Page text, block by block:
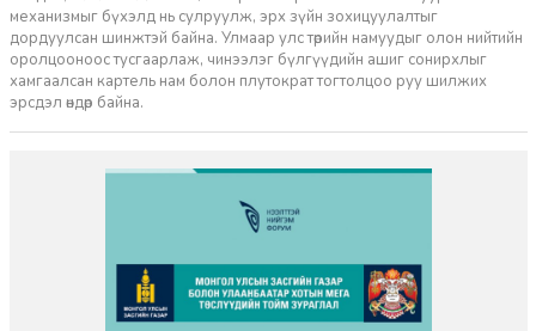
механизмыг бүхэлд нь сулруулж, эрх зүйн зохицуулалтыг
дордуулсан шинжтэй байна. Улмаар улс төрийн намуудыг олон нийтийн
оролцооноос тусгаарлаж, чинээлэг бүлгүүдийн ашиг сонирхлыг
хамгаалсан картель нам болон плутократ тогтолцоо руу шилжих
эрсдэл өндөр байна.